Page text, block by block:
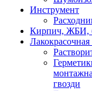
Инструмент
Кирпич, ЖБИ,
гвозди